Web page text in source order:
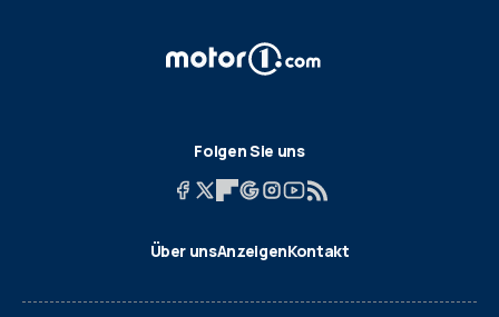
Folgen Sie uns
Über unsAnzeigenKontakt